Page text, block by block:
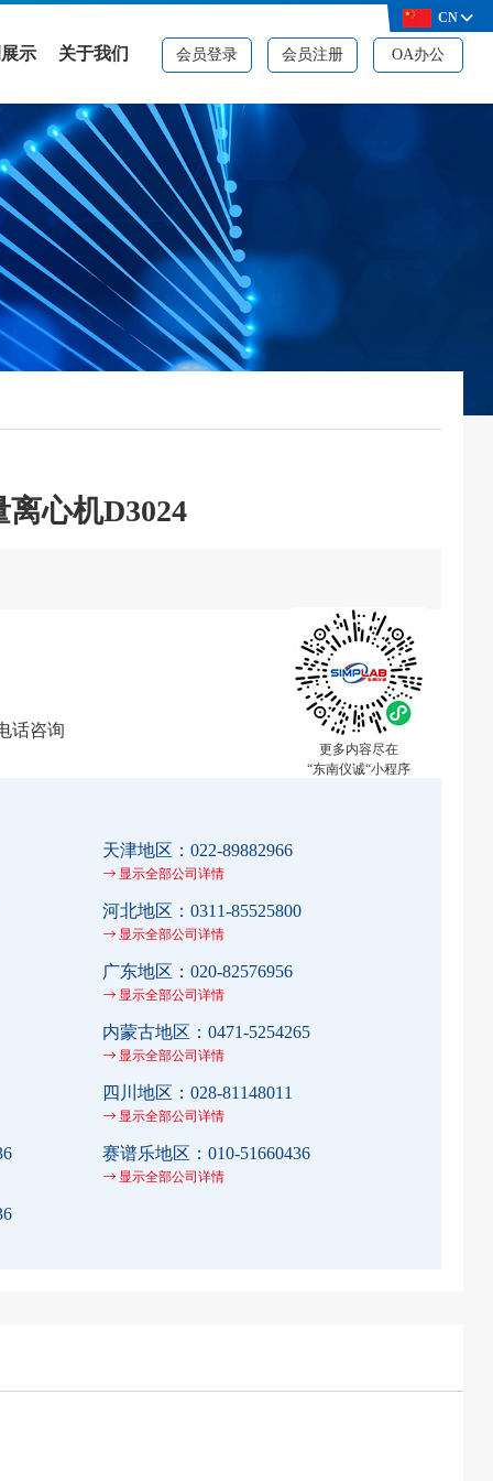
会员登录 会员注册 OA办公
示
示
案
关于我们
公司简介
品牌资质
CN
心机D3024
更多内容尽在
“东南仪诚“小程序
话咨询
天津地区：022-89882966
显示全部公司详情
河北地区：0311-85525800
显示全部公司详情
广东地区：020-82576956
显示全部公司详情
内蒙古地区：0471-5254265
显示全部公司详情
四川地区：028-81148011
显示全部公司详情
赛谱乐地区：010-51660436
显示全部公司详情